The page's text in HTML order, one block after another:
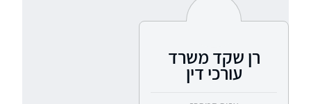
רן שקד משרד
עורכי דין